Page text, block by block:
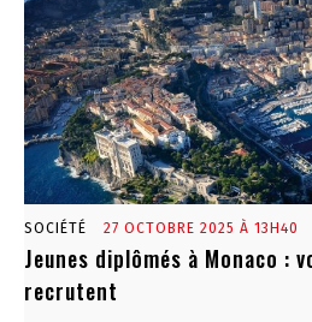
SOCIÉTÉ 27 OCTOBRE 2025 À 13H40
Jeunes diplômés à Monaco :
recrutent